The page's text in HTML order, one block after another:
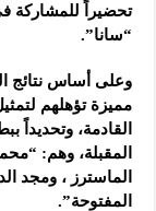
تحضيراً للمشاركة
“سانا”.
وعلى أساس نتائج
مميزة تؤهلهم
القادمة، وتحديداً
المقبلة، وهم:
الماسترز ، ومجد
المفتوحة”.